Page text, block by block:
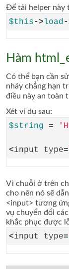
Để tải helper này
$this->load-
Hàm
Có thể bạn cần
nháy chẳng hạn
điều này an toàn
Xét ví dụ sau:
$string =
<input type=
Vì chuỗi ở trên
cho nên nó sẽ
<input> tương
vụ chuyển đổi
khắc phục được
<input type=